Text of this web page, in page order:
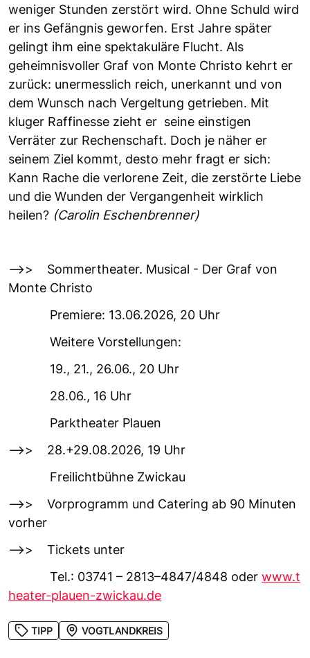
weniger Stunden zerstört wird. Ohne Schuld wird
er ins Gefängnis geworfen. Erst Jahre später
gelingt ihm eine spektakuläre Flucht. Als
geheimnisvoller Graf von Monte Christo kehrt er
zurück: unermesslich reich, unerkannt und von
dem Wunsch nach Vergeltung getrieben. Mit
kluger Raffinesse zieht er seine einstigen
Verräter zur Rechenschaft. Doch je näher er
seinem Ziel kommt, desto mehr fragt er sich:
Kann Rache die verlorene Zeit, die zerstörte Liebe
und die Wunden der Vergangenheit wirklich
heilen? (Carolin Eschenbrenner)
-->> Sommertheater. Musical - Der Graf von
Monte Christo
Premiere: 13.06.2026, 20 Uhr
Weitere Vorstellungen:
19., 21., 26.06., 20 Uhr
28.06., 16 Uhr
Parktheater Plauen
-->> 28.+29.08.2026, 19 Uhr
Freilichtbühne Zwickau
-->> Vorprogramm und Catering ab 90 Minuten
vorher
-->> Tickets unter
Tel.: 03741 – 2813–4847/4848 oder www.t
heater-plauen-zwickau.de
TIPP VOGTLANDKREIS